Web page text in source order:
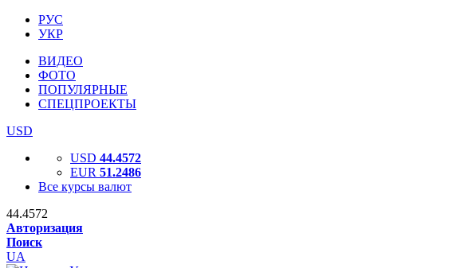
РУС
УКР
ВИДЕО
ФОТО
ПОПУЛЯРНЫЕ
СПЕЦПРОЕКТЫ
USD
USD 44.4572
EUR 51.2486
Все курсы валют
44.4572
Авторизация
Поиск
UA